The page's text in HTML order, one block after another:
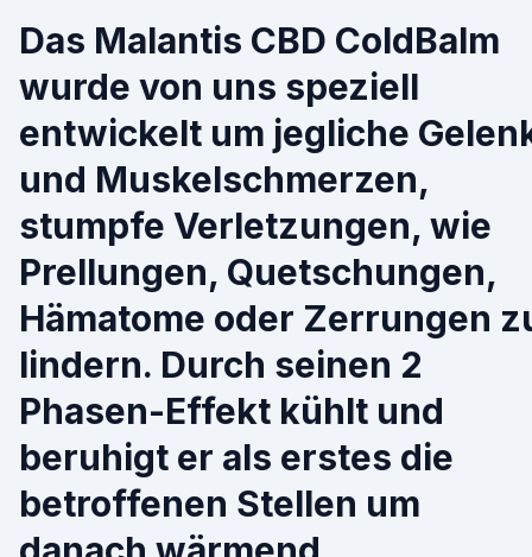
Das Malantis CBD ColdBalm
wurde von uns speziell
entwickelt um jegliche
und Muskelschmerzen,
stumpfe Verletzungen, wie
Prellungen, Quetschungen,
Hämatome oder Zerrungen
lindern. Durch seinen 2
Phasen-Effekt kühlt und
beruhigt er als erstes die
betroffenen Stellen um